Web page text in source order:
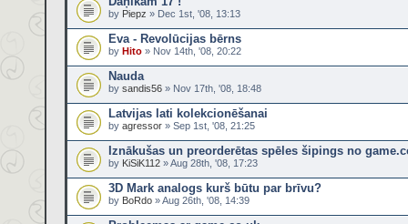
by Piepz » Dec 1st, '08, 13:13
Eva - Revolūcijas bērns
by Hito » Nov 14th, '08, 20:22
Nauda
by sandis56 » Nov 17th, '08, 18:48
Latvijas lati kolekcionēšanai
by agressor » Sep 1st, '08, 21:25
Iznākušas un preorderētas spēles šipings no
by KiSiK112 » Aug 28th, '08, 17:23
3D Mark analogs kurš būtu par brīvu?
by BoRdo » Aug 26th, '08, 14:39